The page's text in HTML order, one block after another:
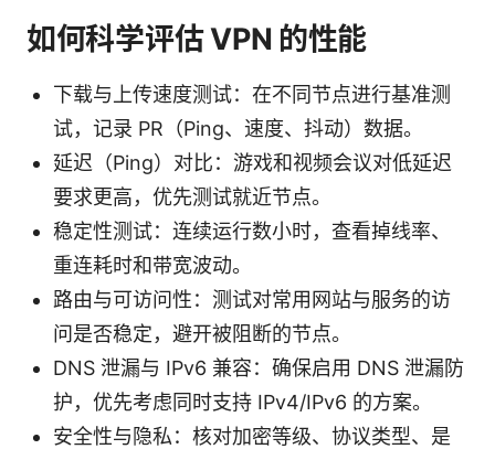
如何科学评估 VPN 的性能
下载与上传速度测试：在不同节点进行基准测
试，记录 PR（Ping、速度、抖动）数据。
延迟（Ping）对比：游戏和视频会议对低延迟
要求更高，优先测试就近节点。
稳定性测试：连续运行数小时，查看掉线率、
重连耗时和带宽波动。
路由与可访问性：测试对常用网站与服务的访
问是否稳定，避开被阻断的节点。
DNS 泄漏与 IPv6 兼容：确保启用 DNS 泄漏防
护，优先考虑同时支持 IPv4/IPv6 的方案。
安全性与隐私：核对加密等级、协议类型、是